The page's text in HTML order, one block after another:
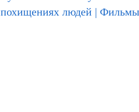
похищениях людей |